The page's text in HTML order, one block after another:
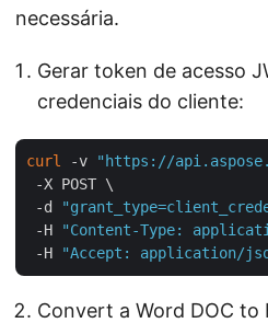
necessária.
Gerar token de acesso
credenciais do cliente:
curl -v "https://
-X POST \
-d
-H
"Content-Type:
-H
"Accept: application/
Convert a Word DOC